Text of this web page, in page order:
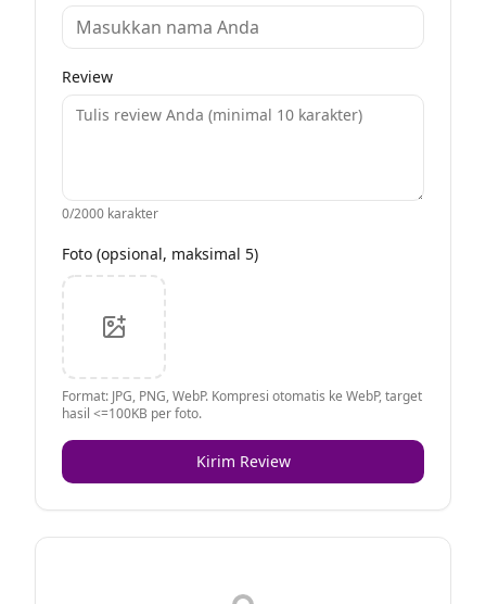
Review
0/2000 karakter
Foto (opsional, maksimal 5)
Format: JPG, PNG, WebP. Kompresi otomatis ke WebP, target
hasil <=100KB per foto.
Kirim Review